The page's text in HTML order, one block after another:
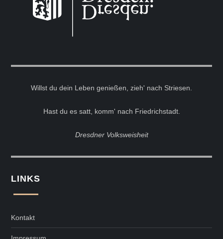
Willst du dein Leben genießen, zieh' nach Striesen.
Hast du es satt, komm' nach Friedrichstadt.
Dresdner Volksweisheit
LINKS
Kontakt